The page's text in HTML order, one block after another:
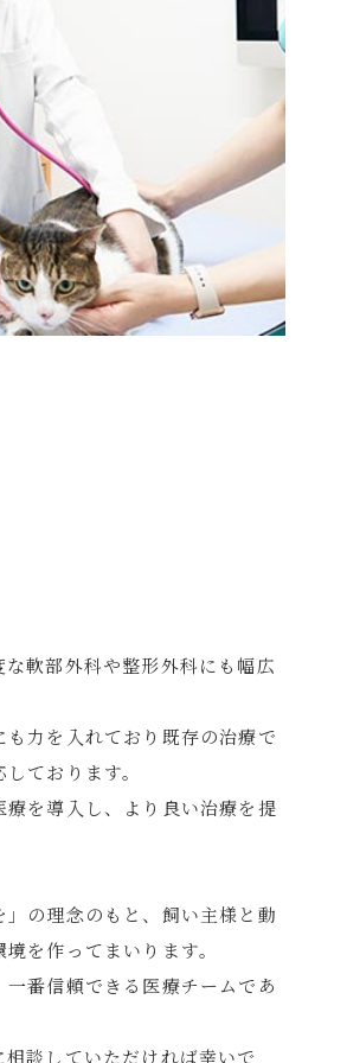
軟部外科や整形外科にも幅広
力を入れており既存の治療で
ております。
を導入し、より良い治療を提
」の理念のもと、飼い主様と動
を作ってまいります。
番信頼できる医療チームであ
談していただければ幸いで